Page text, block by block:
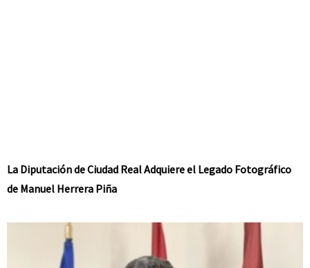
La Diputación de Ciudad Real Adquiere el Legado Fotográfico
de Manuel Herrera Piña